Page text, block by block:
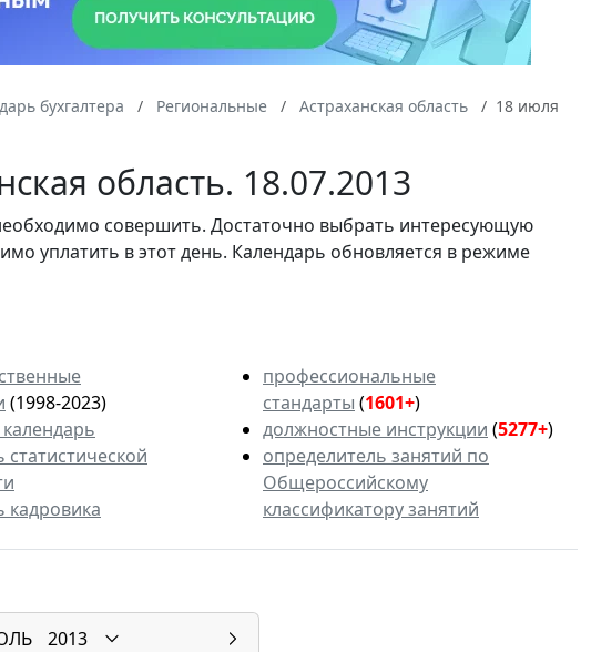
бухгалтера Региональные Астраханская область
18 июля
область. 18.07.2013
совершить. Достаточно выбрать интересующую
уплатить в этот день. Календарь обновляется в режиме
(1998-2023)
статистической
кадровика
профессиональные
стандарты (1601+)
должностные инструкции (5277+)
определитель занятий по
Общероссийскому
классификатору занятий
2013